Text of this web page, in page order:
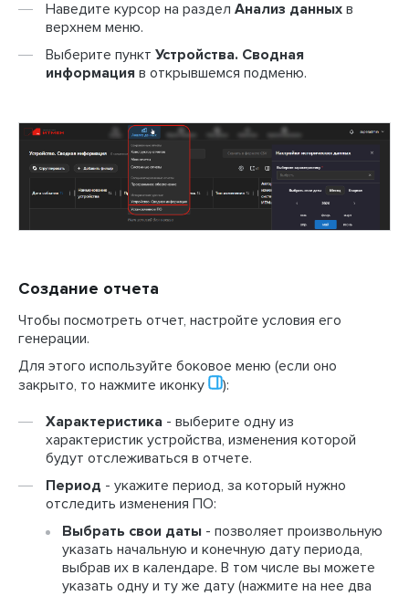
Наведите курсор на раздел Анализ данных в
верхнем меню.
Выберите пункт Устройства. Сводная
информация в открывшемся подменю.
Создание отчета
Чтобы посмотреть отчет, настройте условия его
генерации.
Для этого используйте боковое меню (если оно
закрыто, то нажмите иконку
):
Характеристика - выберите одну из
характеристик устройства, изменения которой
будут отслеживаться в отчете.
Период - укажите период, за который нужно
отследить изменения ПО:
Выбрать свои даты - позволяет произвольную
указать начальную и конечную дату периода,
выбрав их в календаре. В том числе вы можете
указать одну и ту же дату (нажмите на нее два